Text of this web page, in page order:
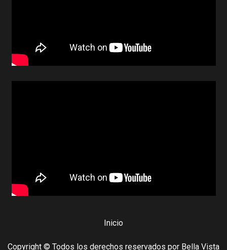
Inicio
Copyright © Todos los derechos reservados por Bella Vista